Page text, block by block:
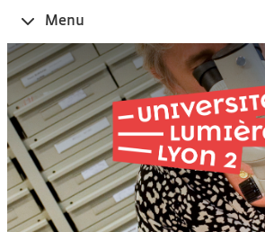
contenu
Ouvrir
le
Menu